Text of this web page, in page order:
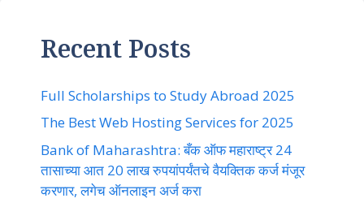
Recent Posts
Full Scholarships to Study Abroad 2025
The Best Web Hosting Services for 2025
Bank of Maharashtra: बँक ऑफ महाराष्ट्र 24
तासाच्या आत 20 लाख रुपयांपर्यंतचे वैयक्तिक कर्ज मंजूर
करणार, लगेच ऑनलाइन अर्ज करा